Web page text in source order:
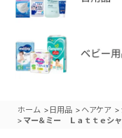
ホーム > 日用品 > ヘアケア >
> マー＆ミー Ｌａｔｔｅシャ